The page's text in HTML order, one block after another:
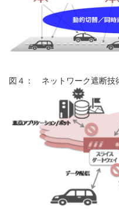
図４： ネットワーク遮断技